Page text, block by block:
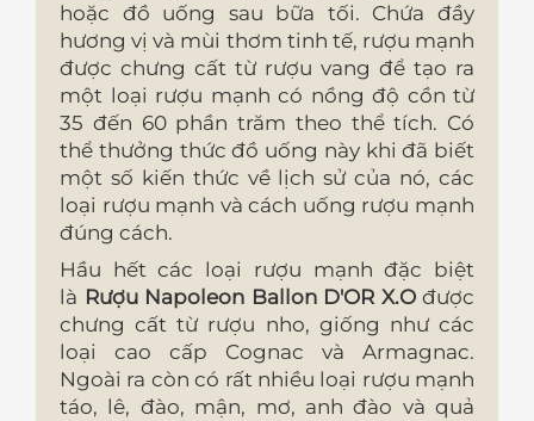
hoặc đồ uống sau bữa tối. Chứa đầy
hương vị và mùi thơm tinh tế, rượu mạnh
được chưng cất từ ​​​​rượu vang để tạo ra
một loại rượu mạnh có nồng độ cồn từ
35 đến 60 phần trăm theo thể tích. Có
thể thưởng thức đồ uống này khi đã biết
một số kiến thức về lịch sử của nó, các
loại rượu mạnh và cách uống rượu mạnh
đúng cách.
Hầu hết các loại rượu mạnh đặc biệt
là Rượu Napoleon Ballon D'OR X.Ođược
chưng cất từ ​​​​rượu nho, giống như các
loại cao cấp Cognac và Armagnac.
Ngoài ra còn có rất nhiều loại rượu mạnh
táo, lê, đào, mận, mơ, anh đào và quả